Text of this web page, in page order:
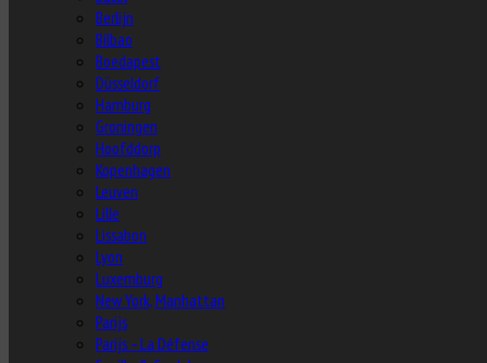
Berlijn
Bilbao
Boedapest
Düsseldorf
Hamburg
Groningen
Hoofddorp
Kopenhagen
Leuven
Lille
Lissabon
Lyon
Luxemburg
New York, Manhattan
Parijs
Parijs – La Défense